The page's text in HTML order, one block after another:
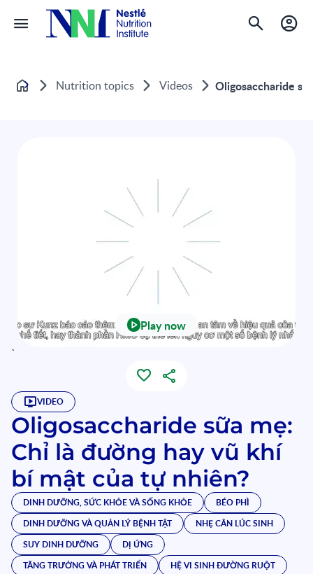
Home Nutrition topics Videos Oligosaccharide
Play now
`
VIDEO
Oligosaccharide sữa mẹ:
Chỉ là đường hay vũ khí
bí mật của tự nhiên?
DINH DƯỠNG, SỨC KHỎE VÀ SỐNG KHỎE
BÉO PHÌ
DINH DƯỠNG VÀ QUẢN LÝ BỆNH TẬT
NHẸ CÂN LÚC SINH
SUY DINH DƯỠNG
DỊ ỨNG
TĂNG TRƯỞNG VÀ PHÁT TRIỂN
HỆ VI SINH ĐƯỜNG RUỘT